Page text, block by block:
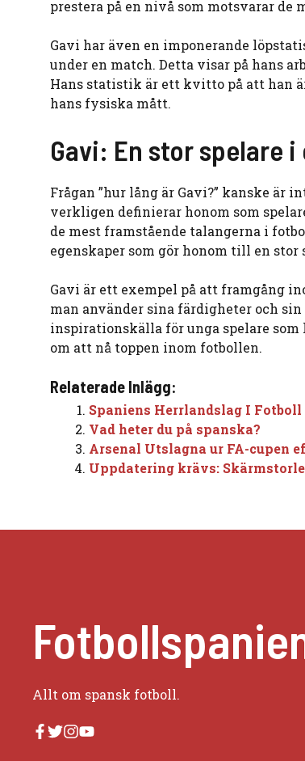
prestera på en nivå som motsvarar de
Gavi har även en imponerande
under en match. Detta visar på hans
Hans statistik är ett kvitto på att han
hans fysiska mått.
Gavi: En stor spelare
Frågan ”hur lång är Gavi?” kanske är
verkligen definierar honom som
de mest framstående talangerna i
egenskaper som gör honom till en
Gavi är ett exempel på att framgång
man använder sina färdigheter och
inspirationskälla för unga spelare
om att nå toppen inom fotbollen.
Relaterade Inlägg:
Spaniens Herrlandslag I
Vad heter du på spanska?
Arsenal Utslagna ur FA-cupen
Uppdatering krävs:
Allt om spansk fotboll.